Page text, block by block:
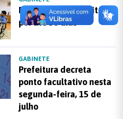
Pastor Alex é prefeito
por até 30 dias
GABINETE
Prefeitura decreta
ponto facultativo nesta
segunda-feira, 15 de
julho